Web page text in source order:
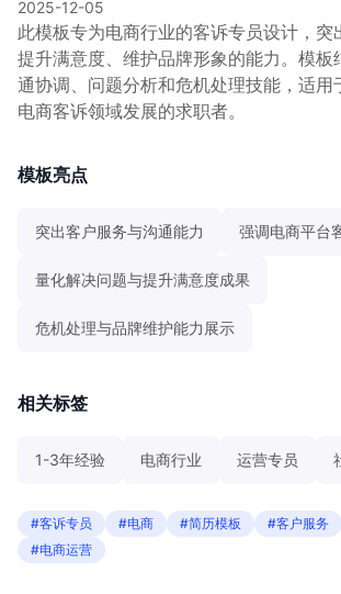
2025-12-05
此模板专为电商行业的客诉专员设计，突
提升满意度、维护品牌形象的能力。模板
通协调、问题分析和危机处理技能，适用
电商客诉领域发展的求职者。
模板亮点
突出客户服务与沟通能力 强调电商平台
量化解决问题与提升满意度成果
危机处理与品牌维护能力展示
相关标签
1-3年经验 电商行业 运营专员
#客诉专员 #电商 #简历模板 #客户服务
#电商运营